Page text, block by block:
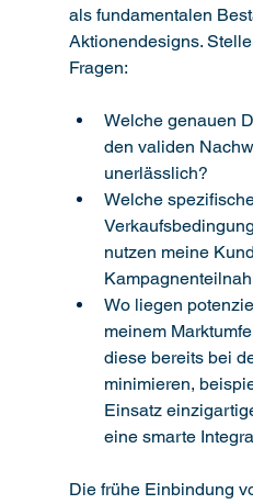
als fundamentalen
Aktionendesigns.
Fragen:
Welche genauen
den validen
unerlässlich?
Welche
nutzen meine
Wo liegen
meinem
diese bereits bei
minimieren,
Einsatz
eine smarte
Die frühe Einbindung